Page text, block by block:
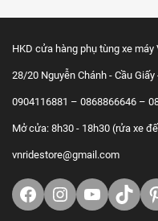
HKD cửa hàng phụ tùng xe máy
28/20 Nguyễn Chánh - Cầu Giấy
0904116881 – 0868866646 –
Mở cửa: 8h30 - 18h30 (rửa xe
vnridestore@gmail.com
Facebook
Instagram